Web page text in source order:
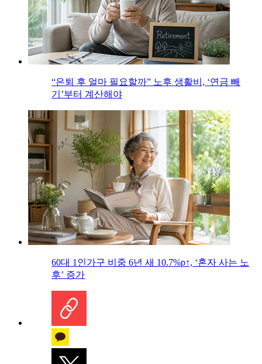
“은퇴 후 얼마 필요할까” 노후 생활비, ‘연금 빼
기’부터 계산해야
60대 1인가구 비중 6년 새 10.7%p↑, ‘혼자 사는 노
후’ 증가